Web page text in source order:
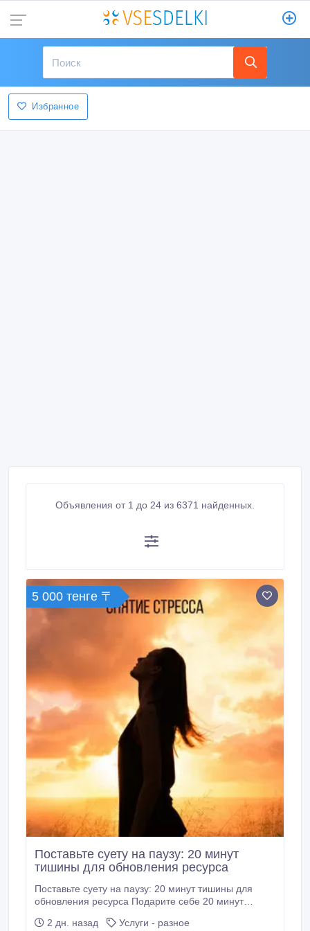
Избранное
Объявления от 1 до 24 из 6371 найденных.
5 000 тенге 〒
Поставьте суету на паузу: 20 минут
тишины для обновления ресурса
Поставьте суету на паузу: 20 минут тишины для
обновления ресурса ‎Подарите себе 20 минут
нам всем нужна пауза. Практика очищения ауры
2 дн. назад
Услуги - разное